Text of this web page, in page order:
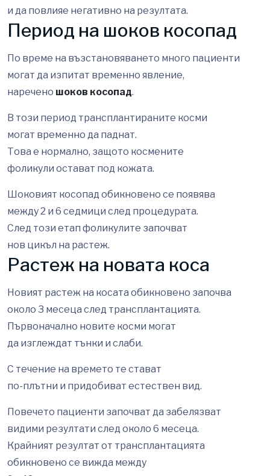
и да повлияе негативно на резултата.
Период на шоков косопад
По време на възстановяването много пациенти
могат да изпитат временно явление,
наречено шоков косопад.
В този период трансплантираните косми
могат временно да паднат.
Това е нормално, защото космените
фоликули остават под кожата.
Шоковият косопад обикновено се появява
между 2 и 6 седмици след процедурата.
След този етап фоликулите започват
нов цикъл на растеж.
Растеж на новата коса
Новият растеж на косата обикновено започва
около 3 месеца след трансплантацията.
Първоначално новите косми могат
да изглеждат тънки и слаби.
С течение на времето те стават
по-плътни и придобиват естествен вид.
Повечето пациенти започват да забелязват
видими резултати след около 6 месеца.
Крайният резултат от трансплантацията
обикновено се вижда между